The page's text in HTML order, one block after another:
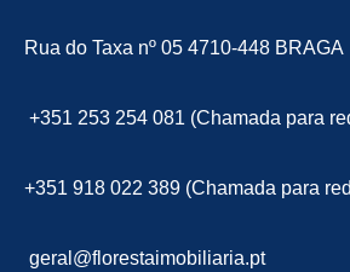
Rua do Taxa nº 05 4710-448 BRAGA
+351 253 254 081 (Chamada para
+351 918 022 389 (Chamada para
geral@florestaimobiliaria.pt